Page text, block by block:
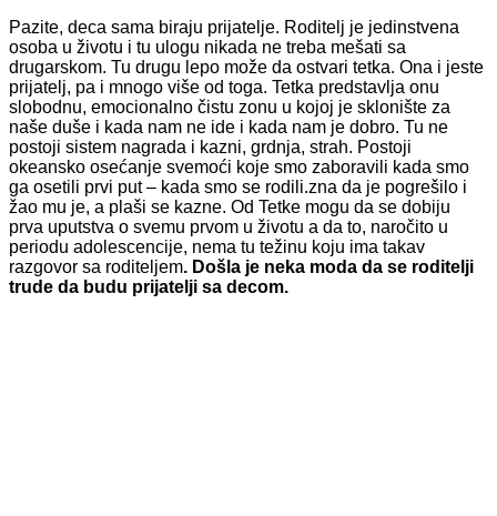
Pazite, deca sama biraju prijatelje. Roditelj je jedinstvena
osoba u životu i tu ulogu nikada ne treba mešati sa
drugarskom. Tu drugu lepo može da ostvari tetka. Ona i jeste
prijatelj, pa i mnogo više od toga. Tetka predstavlja onu
slobodnu, emocionalno čistu zonu u kojoj je sklonište za
naše duše i kada nam ne ide i kada nam je dobro. Tu ne
postoji sistem nagrada i kazni, grdnja, strah. Postoji
okeansko osećanje svemoći koje smo zaboravili kada smo
ga osetili prvi put – kada smo se rodili.zna da je pogrešilo i
žao mu je, a plaši se kazne. Od Tetke mogu da se dobiju
prva uputstva o svemu prvom u životu a da to, naročito u
periodu adolescencije, nema tu težinu koju ima takav
razgovor sa roditeljem. Došla je neka moda da se roditelji
trude da budu prijatelji sa decom.